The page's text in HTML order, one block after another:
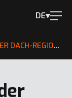
DE
REGION BEGINNT